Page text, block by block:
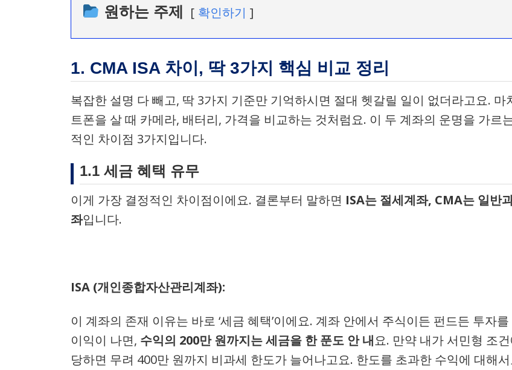
원하는 주제 확인하기
1. CMA ISA 차이, 딱 3가지 핵심 비교 정리
복잡한 설명 다 빼고, 딱 3가지 기준만 기억하시면 절대 헷갈릴 일이 없더라고요. 마
트폰을 살 때 카메라, 배터리, 가격을 비교하는 것처럼요. 이 두 계좌의 운명을 가르
적인 차이점 3가지입니다.
1.1 세금 혜택 유무
이게 가장 결정적인 차이점이에요. 결론부터 말하면 ISA는 절세계좌, CMA는 일반
좌입니다.
ISA (개인종합자산관리계좌):
이 계좌의 존재 이유는 바로 ‘세금 혜택’이에요. 계좌 안에서 주식이든 펀드든 투자를
이익이 나면, 수익의 200만 원까지는 세금을 한 푼도 안 내요. 만약 내가 서민형 조
당하면 무려 400만 원까지 비과세 한도가 늘어나고요. 한도를 초과한 수익에 대해서